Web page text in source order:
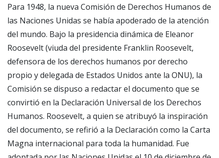
Para 1948, la nueva Comisión de Derechos Humanos de
las Naciones Unidas se había apoderado de la atención
del mundo. Bajo la presidencia dinámica de Eleanor
Roosevelt (viuda del presidente Franklin Roosevelt,
defensora de los derechos humanos por derecho
propio y delegada de Estados Unidos ante la ONU), la
Comisión se dispuso a redactar el documento que se
convirtió en la Declaración Universal de los Derechos
Humanos. Roosevelt, a quien se atribuyó la inspiración
del documento, se refirió a la Declaración como la Carta
Magna internacional para toda la humanidad. Fue